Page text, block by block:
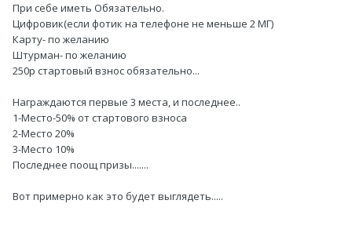
При себе иметь Обязательно.
Цифровик(если фотик на телефоне не меньше 2 МГ)
Карту- по желанию
Штурман- по желанию
250р стартовый взнос обязательно...
Награждаются первые 3 места, и последнее..
1-Место-50% от стартового взноса
2-Место 20%
3-Место 10%
Последнее поощ призы.......
Вот примерно как это будет выглядеть.....